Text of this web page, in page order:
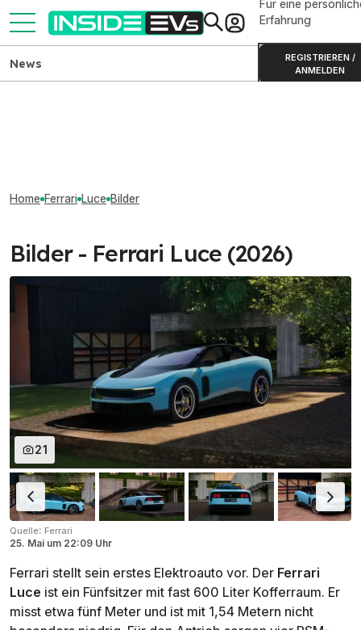
Für eine
Erfahrung
REGISTRIEREN /
ANMELDEN
News
Home Ferrari Luce Bilder
Bilder - Ferrari Luce (2026)
21
Quelle: Ferrari
25. Mai um 22:09 Uhr
Ferrari stellt sein erstes Elektroauto vor. Der Ferrari
Luce ist ein Fünfsitzer mit fast 600 Liter Kofferraum. Er
misst etwa fünf Meter und ist mit 1,54 Metern nicht